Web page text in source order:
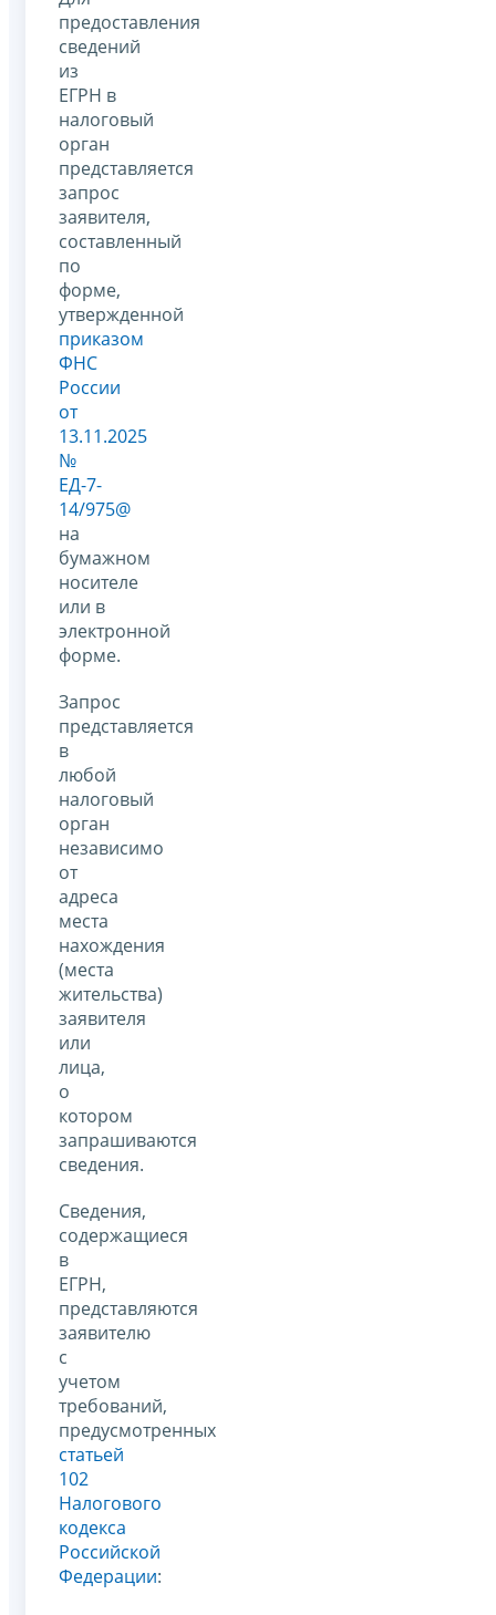
предоставления
сведений
из
ЕГРН в
налоговый
орган
представляется
запрос
заявителя,
составленный
по
форме,
утвержденной
приказом
ФНС
России
от
13.11.2025
№
ЕД-7-
14/975@
на
бумажном
носителе
или в
электронной
форме.
Запрос
представляется
в
любой
налоговый
орган
независимо
от
адреса
места
нахождения
(места
жительства)
заявителя
или
лица,
о
котором
запрашиваются
сведения.
Сведения,
содержащиеся
в
ЕГРН,
представляются
заявителю
с
учетом
требований,
предусмотренных
статьей
102
Налогового
кодекса
Российской
Федерации: